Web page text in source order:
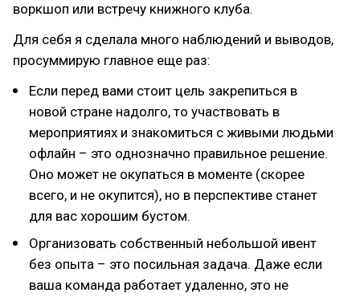
воркшоп или встречу книжного клуба.
Для себя я сделала много наблюдений и выводов,
просуммирую главное еще раз:
Если перед вами стоит цель закрепиться в
новой стране надолго, то участвовать в
мероприятиях и знакомиться с живыми людьми
офлайн – это однозначно правильное решение.
Оно может не окупаться в моменте (скорее
всего, и не окупится), но в перспективе станет
для вас хорошим бустом.
Организовать собственный небольшой ивент
без опыта – это посильная задача. Даже если
ваша команда работает удаленно, это не